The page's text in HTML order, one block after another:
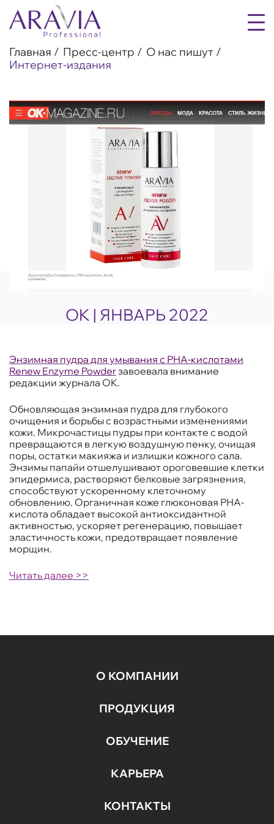
Главная Пресс-центр
О нас пишут
Интернет-издания
OK | ЯНВАРЬ 2022
Энзимная пудра для умывания с РНА-кислотами
Renew Enzyme Powderзавоевала внимание
редакции журнала OK.
Обновляющая энзимная пудра для глубокого
очищения и борьбы с возрастными изменениями
кожи. Микрочастицы пудры при контакте с водой
превращаются в легкую воздушную пенку, очищая
поры, остатки макияжа и излишки кожного сала.
Энзимы папайи отшелушивают ороговевшие клетки
эпидермиса, растворяют белковые загрязнения,
способствуют ускоренному клеточному
обновлению. Органичная коже глюконовая РНА-
кислота обладает высокой антиоксидантной
активностью, ускоряет регенерацию, повышает
эластичность кожи, предотвращает появление
морщин.
Читать далее >>
О КОМПАНИИ
ПРОДУКЦИЯ
ОБУЧЕНИЕ
КАРЬЕРА
КОНТАКТЫ